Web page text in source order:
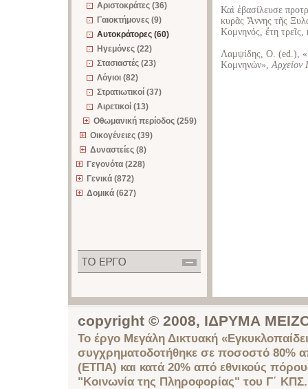
Αριστοκράτες (36)
Γαιοκτήμονες (9)
Αυτοκράτορες (60)
Ηγεμόνες (22)
Στασιαστές (23)
Λόγιοι (82)
Στρατιωτικοί (37)
Αιρετικοί (13)
Οθωμανική περίοδος (259)
Οικογένειες (39)
Δυναστείες (8)
Γεγονότα (228)
Γενικά (872)
Δομικά (627)
Καὶ ἐβασίλευσε
κυρᾶς Ἄννης τῆς
Κομνηνός, ἔτη τρεῖς,
Λαμψίδης, Ο. (ed.),
Κομνηνών»,Aρχείον
copyright © 2008, ΙΔΡΥΜΑ
Το έργο Μεγάλη Δικτυακή
συγχρηματοδοτήθηκε σε ποσοστό 80%
(ΕΤΠΑ) και κατά 20% από εθνικούς
"Κοινωνία της Πληροφορίας" του Γ΄ ΚΠΣ.